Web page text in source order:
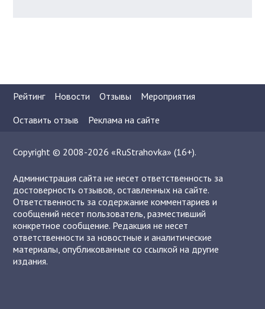
Рейтинг Новости Отзывы
Мероприятия
Оставить отзыв
Реклама на сайте
Copyright © 2008-2026 «RuStrahovka» (16+).
Администрация сайта не несет ответственность за
достоверность отзывов, оставленных на сайте.
Ответственность за содержание комментариев и
сообщений несет пользователь, разместивший
конкретное сообщение. Редакция не несет
ответственности за новостные и аналитические
материалы, опубликованные со ссылкой на другие
издания.